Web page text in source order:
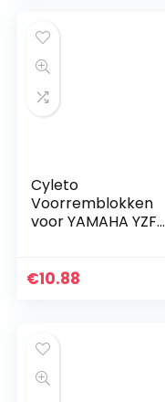
Cyleto
Voorremblokken
voor YAMAHA YZF-
2013
€10.88